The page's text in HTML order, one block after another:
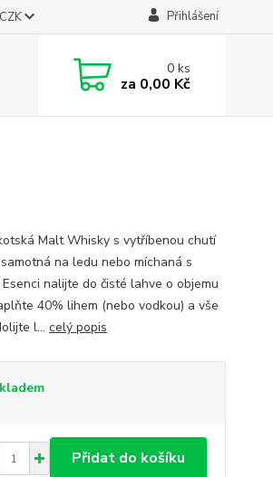
CZK Přihlášení
0ks
za 0,00 Kč
Malt Whisky s vytříbenou chutí
na ledu nebo míchaná s
nalijte do čisté lahve o objemu
40% lihem (nebo vodkou) a vše
l... celý popis
Přidat do košíku